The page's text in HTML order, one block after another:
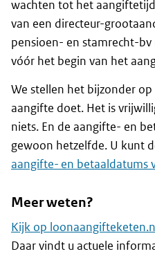
wachten tot het
van een directeur-
pensioen- en stamrecht-
vóór het begin van het
We stellen het bijzonder
aangifte doet. Het is
niets. En de aangifte- en
gewoon hetzelfde. U kunt
aangifte- en betaaldatums
Meer weten?
Kijk op
Daar vindt u actuele